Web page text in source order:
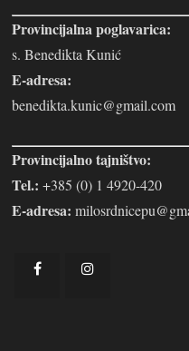
Provincijalna poglavarica:
s. Benedikta Kunić
E-adresa:
benedikta.kunic@gmail.com
Provincijalno tajništvo:
Tel.:+385 (0) 1 4920-420
E-adresa: